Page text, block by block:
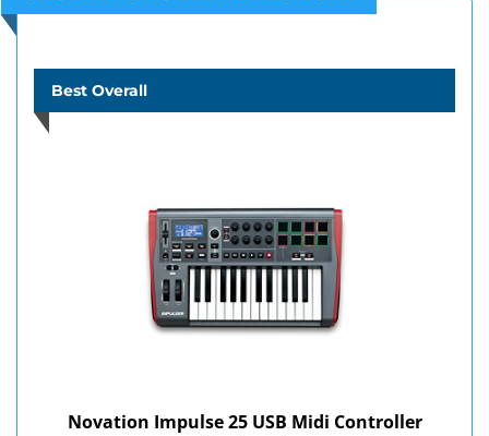
Best Overall
Novation Impulse 25 USB Midi Controller